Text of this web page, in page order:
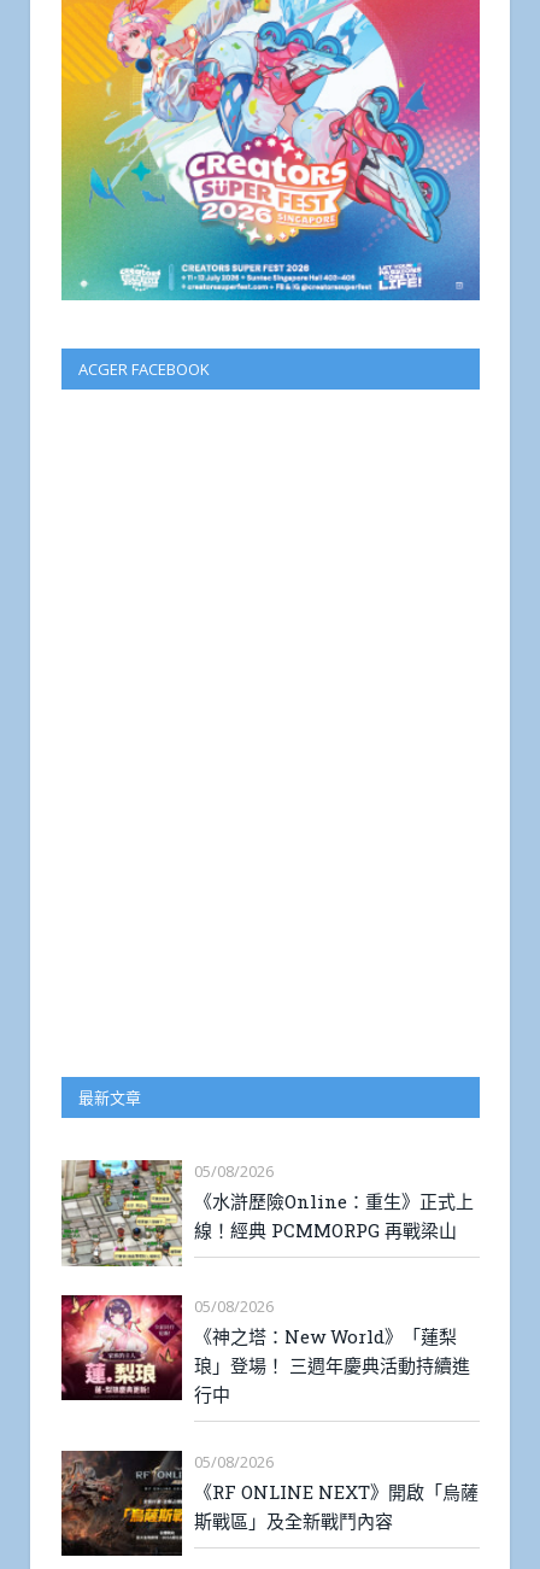
ACGER FACEBOOK
最新文章
05/08/2026
《水滸歷險Online：重生》正式上
線！經典 PCMMORPG 再戰梁山
05/08/2026
《神之塔：New World》「蓮梨
琅」登場！ 三週年慶典活動持續進
行中
05/08/2026
《RF ONLINE NEXT》開啟「烏薩
斯戰區」及全新戰鬥內容